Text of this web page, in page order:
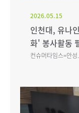
2026.05.15
인천대, 유나
화' 봉사활동
컨슈머타임스=안성